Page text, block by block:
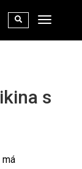
s
má